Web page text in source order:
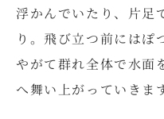
浮かんでいたり、片足
り。飛び立つ前にはぽ
やがて群れ全体で水面
へ舞い上がっていきま